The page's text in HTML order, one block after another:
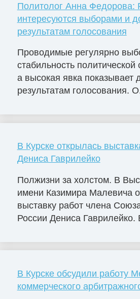
Политолог Анна Федорова:
интересуются выборами и
результатам голосования
Проводимые регулярно
стабильность
а высокая явка показывает
результатам голосования.
В Курске открылась
Дениса Гаврилейко
Полжизни за холстом. В
имени Казимира Малевича
выставку работ члена
России Дениса Гаврилейко.
В Курске обсудили работу
коммерческого